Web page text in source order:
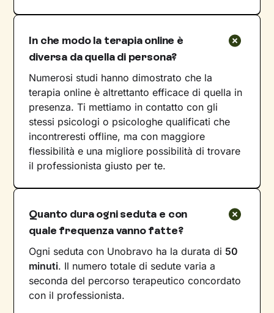
In che modo la terapia online è
diversa da quella di persona?
Numerosi studi hanno dimostrato che la
terapia online è altrettanto efficace di quella in
presenza. Ti mettiamo in contatto con gli
stessi psicologi o psicologhe qualificati che
incontreresti offline, ma con maggiore
flessibilità e una migliore possibilità di trovare
il professionista giusto per te.
Quanto dura ogni seduta e con
quale frequenza vanno fatte?
Ogni seduta con Unobravo ha la durata di 50
minuti. Il numero totale di sedute varia a
seconda del percorso terapeutico concordato
con il professionista.